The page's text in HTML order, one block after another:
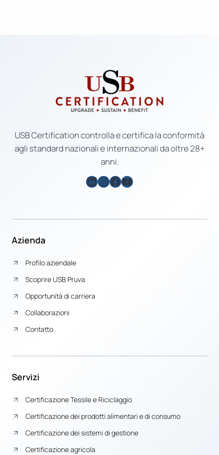
USB Certification controlla e certifica la conformità
agli standard nazionali e internazionali da oltre 28+
anni.
LinkedIn
Instagram
Facebook
YouTube
Azienda
Profilo aziendale
Scoprire USB Pruva
Opportunità di carriera
Collaborazioni
Contatto
Servizi
Certificazione Tessile e Riciclaggio
Certificazione dei prodotti alimentari e di consumo
Certificazione dei sistemi di gestione
Certificazione agricola